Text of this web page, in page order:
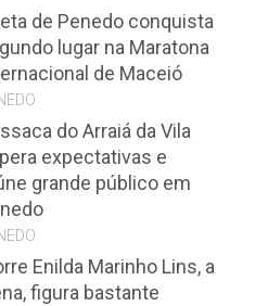
de Penedo conquista
lugar na Maratona
de Maceió
do Arraiá da Vila
expectativas e
grande público em
Enilda Marinho Lins, a
figura bastante